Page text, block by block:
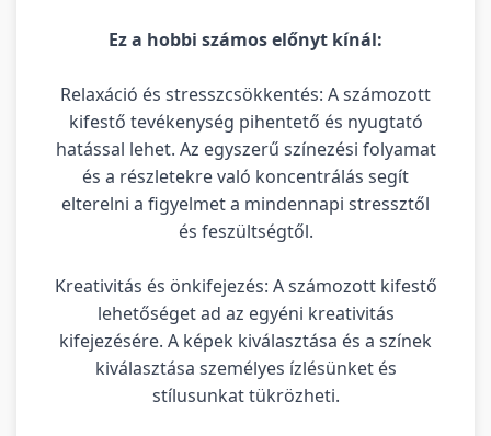
Ez a hobbi számos előnyt kínál:
Relaxáció és stresszcsökkentés: A számozott
kifestő tevékenység pihentető és nyugtató
hatással lehet. Az egyszerű színezési folyamat
és a részletekre való koncentrálás segít
elterelni a figyelmet a mindennapi stressztől
és feszültségtől.
Kreativitás és önkifejezés: A számozott kifestő
lehetőséget ad az egyéni kreativitás
kifejezésére. A képek kiválasztása és a színek
kiválasztása személyes ízlésünket és
stílusunkat tükrözheti.